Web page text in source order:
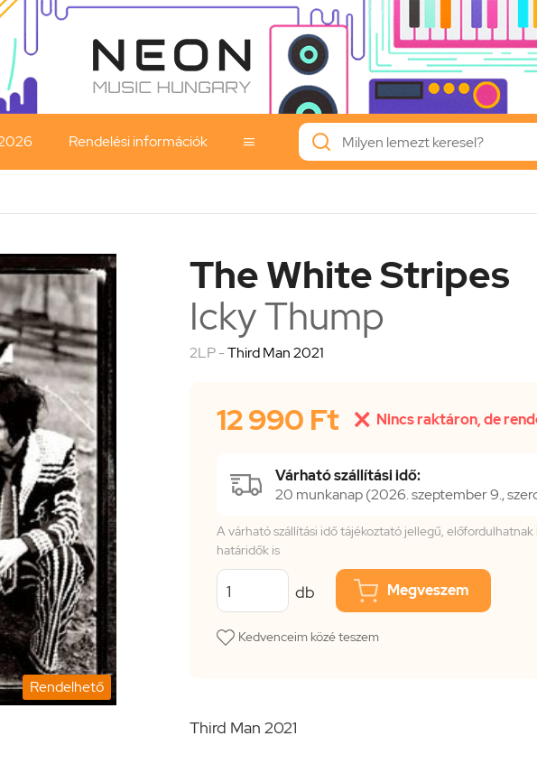
Rendelési információk 
Rendelhető
The White Stripes
Icky Thump
2LP -Third Man 2021
12 990 Ft  Nincs raktáron, de
Várható szállítási idő:
20 munkanap (2026. szeptember 9.,
A várható szállítási idő tájékoztató jellegű, előfordulhatnak
határidők is
db Megveszem
Kedvenceim közé teszem
Third Man 2021